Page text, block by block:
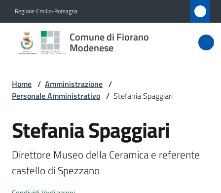
Regione Emilia-Romagna
Comune di Fiorano
Modenese
Comune
di Fiorano
Novità
Servizi
Home / Amministrazione /
Personale Amministrativo / Stefania Spaggiari
Salta al contenuto
Stefania Spaggiari
Direttore Museo della Ceramica e referente
castello di Spezzano